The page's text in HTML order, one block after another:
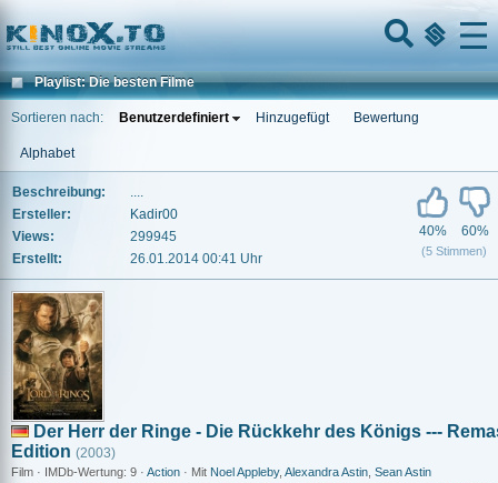
Home
Menu
Playlist: Die besten Filme
Sortieren nach: Benutzerdefiniert Hinzugefügt Bewertung
Alphabet
Beschreibung:
....
Ersteller:
Kadir00
Views:
299945
Erstellt:
26.01.2014 00:41 Uhr
40% 60%
(5 Stimmen)
Der Herr der Ringe - Die Rückkehr des Königs ---
Edition (2003)
Film · IMDb-Wertung: 9 · Action · Mit Noel Appleby, Alexandra Astin Sean Astin